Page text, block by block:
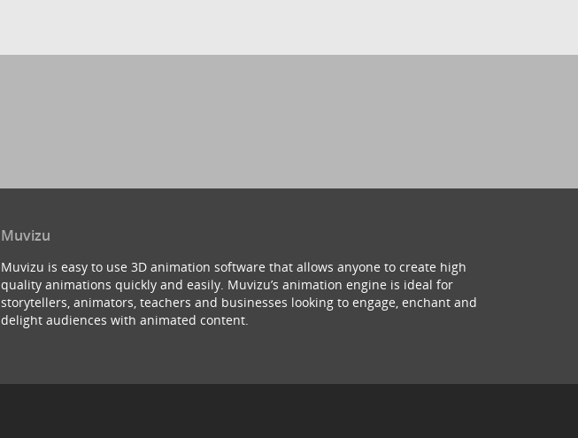
Muvizu
Muvizu is easy to use 3D animation software that allows anyone to create high
quality animations quickly and easily. Muvizu’s animation engine is ideal for
storytellers, animators, teachers and businesses looking to engage, enchant and
delight audiences with animated content.